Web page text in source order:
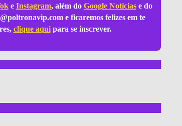
e Instagram, além do Google Notíciase do
e ficaremos felizes em te
clique aquipara se inscrever.